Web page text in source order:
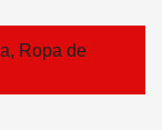
Ropa de